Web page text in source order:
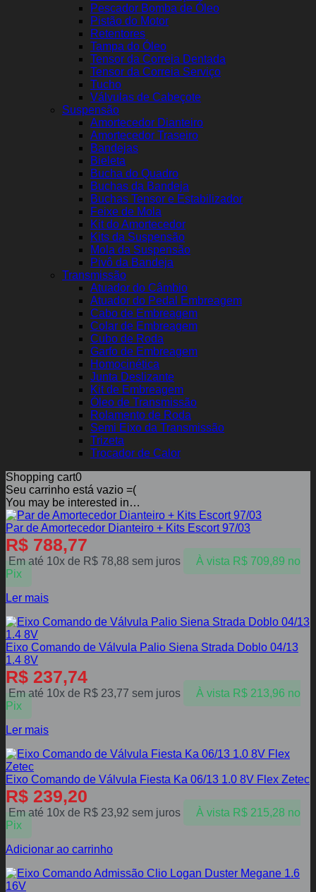
Pescador Bomba de Óleo
Pistão do Motor
Retentores
Tampa do Óleo
Tensor da Correia Dentada
Tensor da Correia Serviço
Tucho
Válvulas de Cabeçote
Suspensão
Amortecedor Dianteiro
Amortecedor Traseiro
Bandejas
Bieleta
Bucha do Quadro
Buchas da Bandeja
Buchas Tensor e Estabilizador
Feixe de Mola
Kit do Amortecedor
Kits da Suspensão
Mola da Suspensão
Pivô da Bandeja
Transmissão
Atuador do Câmbio
Atuador do Pedal Embreagem
Cabo de Embreagem
Colar de Embreagem
Cubo de Roda
Garfo de Embreagem
Homocinética
Junta Deslizante
Kit de Embreagem
Óleo de Transmissão
Rolamento de Roda
Semi Eixo da Transmissão
Trizeta
Trocador de Calor
Shopping cart0
Seu carrinho está vazio =(
You may be interested in…
Par de Amortecedor Dianteiro + Kits Escort 97/03
R$ 788,77
Em até 10x de R$ 78,88 sem juros À vista R$709,89 no
Pix
Ler mais
Eixo Comando de Válvula Palio Siena Strada Doblo 04/13
1.4 8V
R$ 237,74
Em até 10x de R$ 23,77 sem juros À vista R$213,96 no
Pix
Ler mais
Eixo Comando de Válvula Fiesta Ka 06/13 1.0 8V Flex Zetec
R$ 239,20
Em até 10x de R$ 23,92 sem juros À vista R$215,28 no
Pix
Adicionar ao carrinho